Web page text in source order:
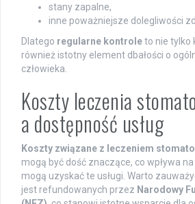
stany zapalne,
inne poważniejsze dolegliwości
Dlatego regularne kontroleto nie tylko
również istotny element dbałości o
człowieka.
Koszty leczenia
a dostępność usług
Koszty związane z leczeniem
mogą być dość znaczące, co wpływa
mogą uzyskać te usługi. Warto
jest refundowanych przez Narodowy